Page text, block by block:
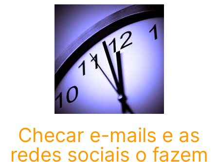
Checar e-mails e as
redes sociais o fazem